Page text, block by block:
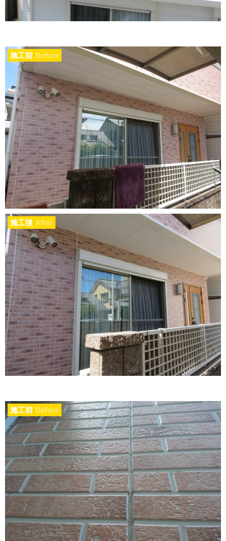
施工前 Before
施工後 After
施工前 Before